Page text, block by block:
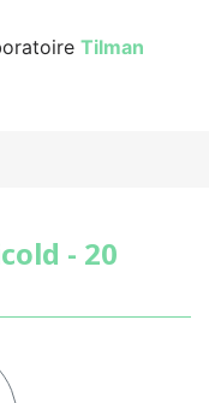
Tilman
- 20